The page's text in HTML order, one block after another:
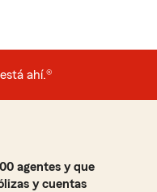
ahí.®
agentes y que
y cuentas